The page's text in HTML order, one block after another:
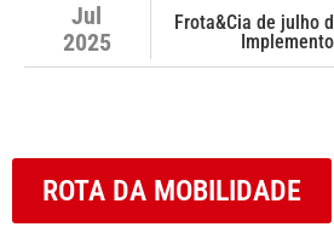
Jul
2025
Frota&Cia de julho
ROTA DA MOBILIDADE